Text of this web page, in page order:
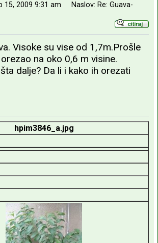
15, 2009 9:31 am
Naslov: Re: Guava-
Visoke su vise od 1,7m.Prošle
na oko 0,6 m visine.
dalje? Da li i kako ih orezati
hpim3846_a.jpg